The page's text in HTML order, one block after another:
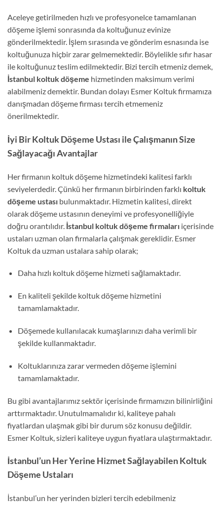
Aceleye getirilmeden hızlı ve profesyonelce tamamlanan
döşeme işlemi sonrasında da koltuğunuz evinize
gönderilmektedir. İşlem sırasında ve gönderim esnasında ise
koltuğunuza hiçbir zarar gelmemektedir. Böylelikle sıfır hasar
ile koltuğunuz teslim edilmektedir. Bizi tercih etmeniz demek,
İstanbul koltuk döşeme hizmetinden maksimum verimi
alabilmeniz demektir. Bundan dolayı Esmer Koltuk firmamıza
danışmadan döşeme firması tercih etmemeniz
önerilmektedir.
İyi Bir Koltuk Döşeme Ustası ile Çalışmanın Size
Sağlayacağı Avantajlar
Her firmanın koltuk döşeme hizmetindeki kalitesi farklı
seviyelerdedir. Çünkü her firmanın birbirinden farklı koltuk
döşeme ustası bulunmaktadır. Hizmetin kalitesi, direkt
olarak döşeme ustasının deneyimi ve profesyonelliğiyle
doğru orantılıdır. İstanbul koltuk döşeme firmaları içerisinde
ustaları uzman olan firmalarla çalışmak gereklidir. Esmer
Koltuk da uzman ustalara sahip olarak;
Daha hızlı koltuk döşeme hizmeti sağlamaktadır.
En kaliteli şekilde koltuk döşeme hizmetini
tamamlamaktadır.
Döşemede kullanılacak kumaşlarınızı daha verimli bir
şekilde kullanmaktadır.
Koltuklarınıza zarar vermeden döşeme işlemini
tamamlamaktadır.
Bu gibi avantajlarımız sektör içerisinde firmamızın bilinirliğini
arttırmaktadır. Unutulmamalıdır ki, kaliteye pahalı
fiyatlardan ulaşmak gibi bir durum söz konusu değildir.
Esmer Koltuk, sizleri kaliteye uygun fiyatlara ulaştırmaktadır.
İstanbul’un Her Yerine Hizmet Sağlayabilen Koltuk
Döşeme Ustaları
İstanbul’un her yerinden bizleri tercih edebilmeniz